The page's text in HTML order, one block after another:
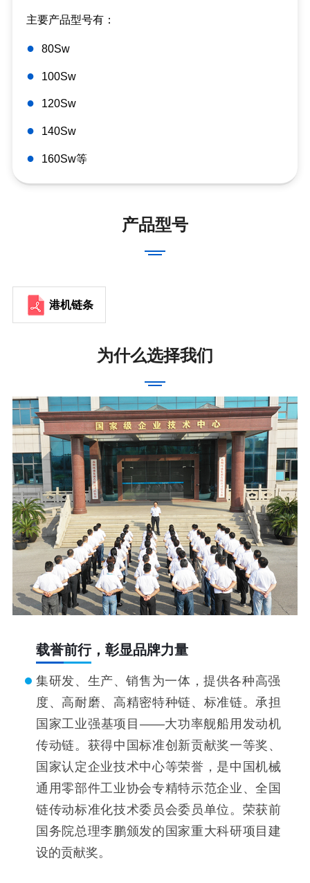
主要产品型号有：
● 80Sw
● 100Sw
● 120Sw
● 140Sw
● 160Sw等
产品型号
港机链条
为什么选择我们
载誉前行，彰显品牌力量
集研发、生产、销售为一体，提供各种高强
度、高耐磨、高精密特种链、标准链。承担
国家工业强基项目——大功率舰船用发动机
传动链。获得中国标准创新贡献奖一等奖、
国家认定企业技术中心等荣誉，是中国机械
通用零部件工业协会专精特示范企业、全国
链传动标准化技术委员会委员单位。荣获前
国务院总理李鹏颁发的国家重大科研项目建
设的贡献奖。